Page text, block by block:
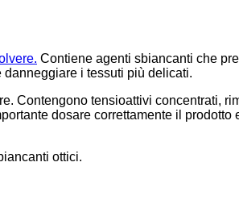
Contiene agenti sbiancanti che
i tessuti più delicati.
Contengono tensioattivi concentrati,
dosare correttamente il prodotto
ottici.